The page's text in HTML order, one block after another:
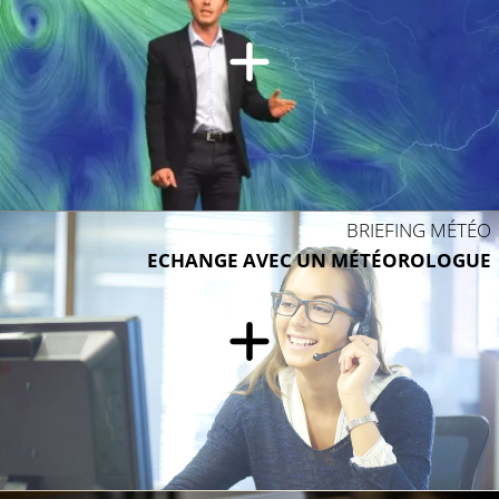
BRIEFING MÉTÉO
ECHANGE AVEC UN MÉTÉOROLOGUE